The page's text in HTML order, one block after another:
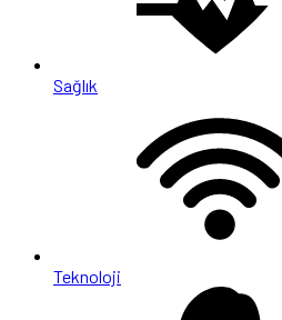
Sağlık
Teknoloji